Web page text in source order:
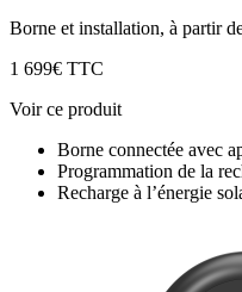
Borne et installation, à partir
1 699€ TTC
Voir ce produit
Borne connectée avec
Programmation de la
Recharge à l’énergie